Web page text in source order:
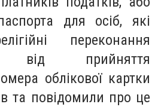
для осіб, які
переконання
від прийняття
облікової картки
та повідомили про це